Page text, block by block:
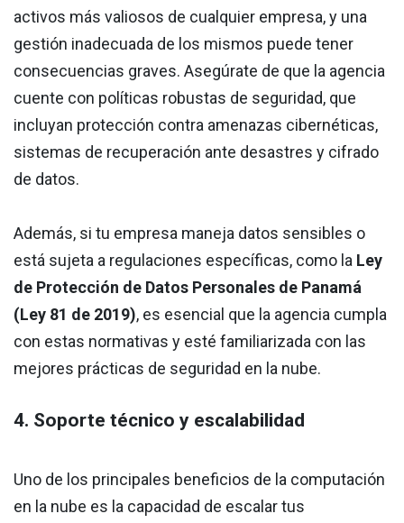
activos más valiosos de cualquier empresa, y una
gestión inadecuada de los mismos puede tener
consecuencias graves. Asegúrate de que la agencia
cuente con políticas robustas de seguridad, que
incluyan protección contra amenazas cibernéticas,
sistemas de recuperación ante desastres y cifrado
de datos.
Además, si tu empresa maneja datos sensibles o
está sujeta a regulaciones específicas, como la Ley
de Protección de Datos Personales de Panamá
(Ley 81 de 2019), es esencial que la agencia cumpla
con estas normativas y esté familiarizada con las
mejores prácticas de seguridad en la nube.
4. Soporte técnico y escalabilidad
Uno de los principales beneficios de la computación
en la nube es la capacidad de escalar tus